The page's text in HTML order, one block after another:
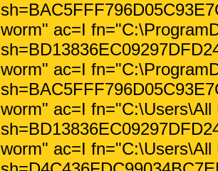
worm" ac=I
worm" ac=I
worm" ac=I
worm" ac=I